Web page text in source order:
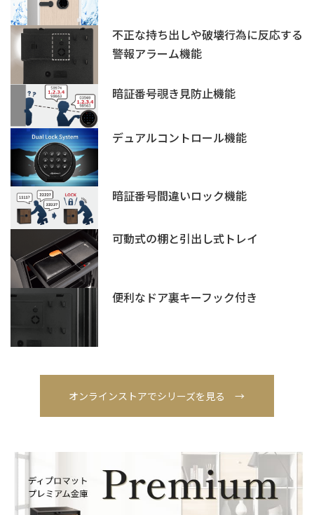
不正な持ち出しや破壊行為に反応する
警報アラーム機能
暗証番号覗き見防止機能
デュアルコントロール機能
暗証番号間違いロック機能
可動式の棚と引出し式トレイ
便利なドア裏キーフック付き
オンラインストアでシリーズを見る →